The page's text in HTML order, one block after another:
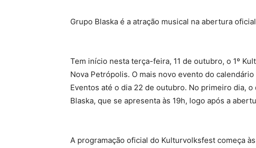
Grupo Blaska é a atração musical na abertura
Tem início nesta terça-feira, 11 de outubro, o 1º
Nova Petrópolis. O mais novo evento do
Eventos até o dia 22 de outubro. No primeiro dia,
Blaska, que se apresenta às 19h, logo após a
A programação oficial do Kulturvolksfest começa